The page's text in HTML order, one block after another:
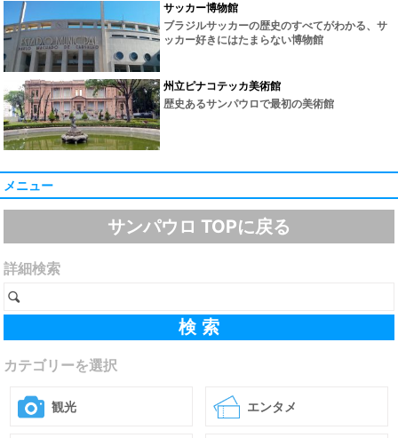
サッカー博物館
ブラジルサッカーの歴史のすべてがわかる、サ
ッカー好きにはたまらない博物館
州立ピナコテッカ美術館
歴史あるサンパウロで最初の美術館
メニュー
サンパウロ TOPに戻る
詳細検索
カテゴリーを選択
観光 エンタメ